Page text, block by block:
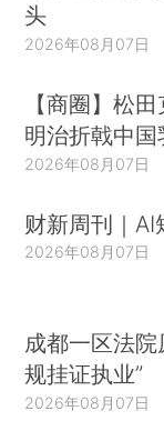
头
2026年08月07日
【商圈】松
明治折戟中国
2026年08月07日
财新周刊｜
2026年08月07日
成都一区法院
规挂证执业”
2026年08月07日